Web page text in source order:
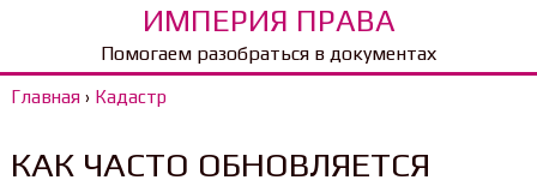
ИМПЕРИЯ ПРАВА
Помогаем разобраться в документах
Главная› Кадастр
КАК ЧАСТО ОБНОВЛЯЕТСЯ